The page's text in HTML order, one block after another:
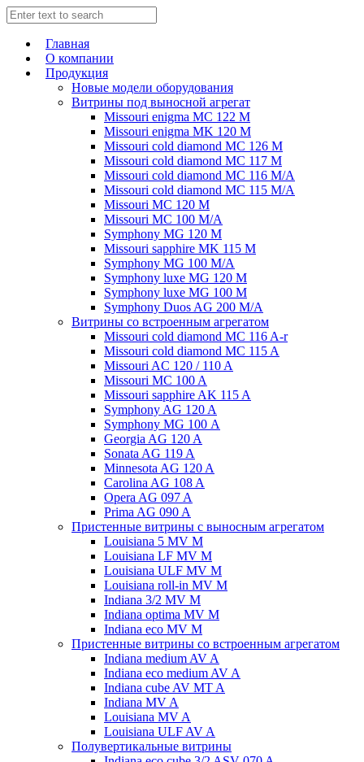
Главная
О компании
Продукция
Новые модели оборудования
Витрины под выносной агрегат
Missouri enigma MC 122 M
Missouri enigma MK 120 M
Missouri cold diamond MC 126 M
Missouri cold diamond MC 117 M
Missouri cold diamond MC 116 M/A
Missouri cold diamond MC 115 M/A
Missouri MC 120 M
Missouri MC 100 M/A
Symphony MG 120 M
Missouri sapphire MK 115 M
Symphony MG 100 M/А
Symphony luxe MG 120 M
Symphony luxe MG 100 M
Symphony Duos AG 200 M/A
Витрины со встроенным агрегатом
Missouri cold diamond MC 116 A-r
Missouri cold diamond MC 115 A
Missouri AC 120 / 110 A
Missouri MC 100 A
Missouri sapphire AK 115 A
Symphony AG 120 A
Symphony MG 100 А
Georgia AG 120 A
Sonata AG 119 A
Minnesota AG 120 A
Carolina AG 108 A
Opera AG 097 A
Prima AG 090 A
Пристенные витрины с выносным агрегатом
Louisiana 5 MV M
Louisiana LF MV M
Louisiana ULF MV M
Louisiana roll-in MV M
Indiana 3/2 MV M
Indiana optima MV M
Indiana eco MV M
Пристенные витрины со встроенным агрегатом
Indiana medium AV A
Indiana eco medium AV A
Indiana cube AV MT A
Indiana MV A
Louisiana MV A
Louisiana ULF AV A
Полувертикальные витрины